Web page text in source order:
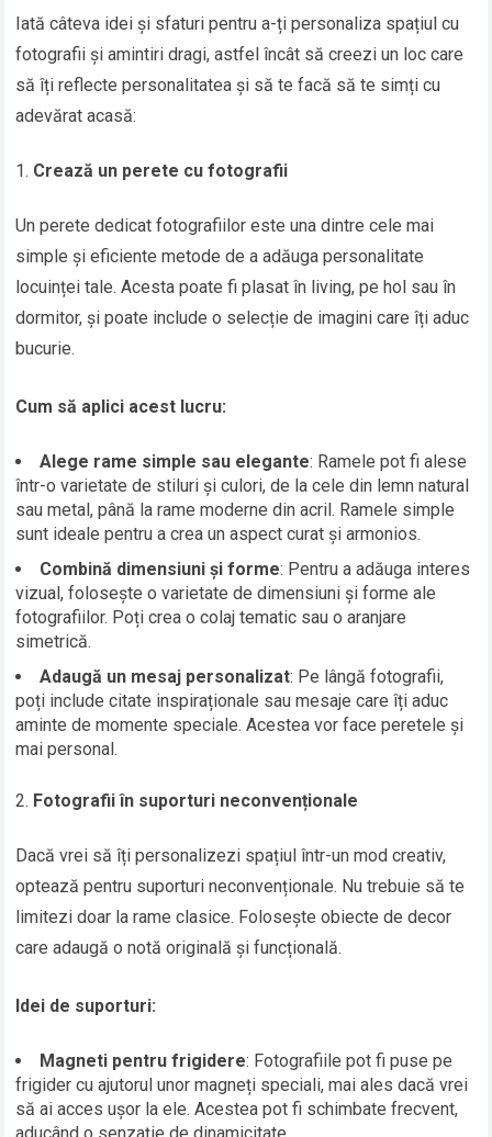
Iată câteva idei și sfaturi pentru a-ți personaliza spațiul cu
fotografii și amintiri dragi, astfel încât să creezi un loc care
să îți reflecte personalitatea și să te facă să te simți cu
adevărat acasă:
Crează un perete cu fotografii
Un perete dedicat fotografiilor este una dintre cele mai
simple și eficiente metode de a adăuga personalitate
locuinței tale. Acesta poate fi plasat în living, pe hol sau în
dormitor, și poate include o selecție de imagini care îți aduc
bucurie.
Cum să aplici acest lucru:
Alege rame simple sau elegante: Ramele pot fi alese
într-o varietate de stiluri și culori, de la cele din lemn natural
sau metal, până la rame moderne din acril. Ramele simple
sunt ideale pentru a crea un aspect curat și armonios.
Combină dimensiuni și forme: Pentru a adăuga interes
vizual, folosește o varietate de dimensiuni și forme ale
fotografiilor. Poți crea o colaj tematic sau o aranjare
simetrică.
Adaugă un mesaj personalizat: Pe lângă fotografii,
poți include citate inspiraționale sau mesaje care îți aduc
aminte de momente speciale. Acestea vor face peretele și
mai personal.
Fotografii în suporturi neconvenționale
Dacă vrei să îți personalizezi spațiul într-un mod creativ,
optează pentru suporturi neconvenționale. Nu trebuie să te
limitezi doar la rame clasice. Folosește obiecte de decor
care adaugă o notă originală și funcțională.
Idei de suporturi:
Magneti pentru frigidere: Fotografiile pot fi puse pe
frigider cu ajutorul unor magneți speciali, mai ales dacă vrei
să ai acces ușor la ele. Acestea pot fi schimbate frecvent,